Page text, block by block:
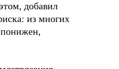
добавил
из многих
понижен,